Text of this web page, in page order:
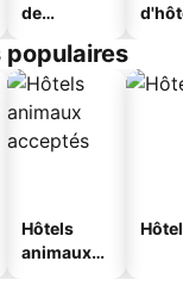
de
populaires
Hôtels
animaux